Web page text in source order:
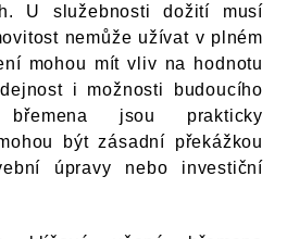
U služebnosti dožití musí
nemůže užívat v plném
mohou mít vliv na hodnotu
i možnosti budoucího
jsou prakticky
být zásadní překážkou
úpravy nebo investiční